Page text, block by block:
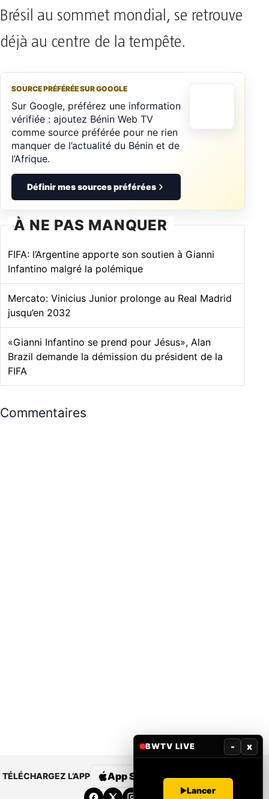
Brésil au sommet mondial, se retrouve
déjà au centre de la tempête.
SOURCE PRÉFÉRÉE SUR GOOGLE
Sur Google, préférez une information
vérifiée : ajoutez Bénin Web TV
comme source préférée pour ne rien
manquer de l’actualité du Bénin et de
l’Afrique.
Définir mes sources préférées
À NE PAS MANQUER
FIFA: l’Argentine apporte son soutien à Gianni
Infantino malgré la polémique
Mercato: Vinicius Junior prolonge au Real Madrid
jusqu’en 2032
«Gianni Infantino se prend pour Jésus», Alan
Brazil demande la démission du président de la
FIFA
Commentaires
TÉLÉCHARGEZ L’APP App Store Google Play
BWTV LIVE - x
Lancer